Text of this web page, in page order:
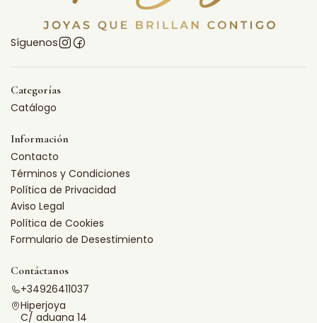
Síguenos
Categorías
Catálogo
Información
Contacto
Términos y Condiciones
Política de Privacidad
Aviso Legal
Política de Cookies
Formulario de Desestimiento
Contáctanos
+34926411037
Hiperjoya
C/ aduana 14